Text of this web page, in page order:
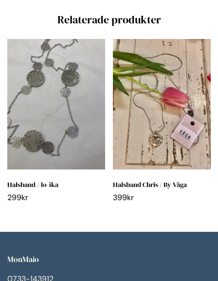
Relaterade produkter
Halsband / lo-ika
299kr
Halsband Chris / By Våga
399kr
MonMaio